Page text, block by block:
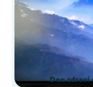
Den